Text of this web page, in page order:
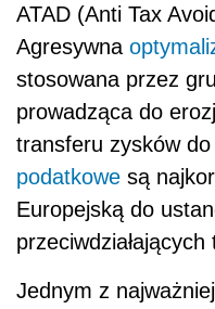
ATAD (Anti Tax
Agresywna
stosowana przez
prowadząca do
transferu zysków
podatkowe są
Europejską do
Jednym z